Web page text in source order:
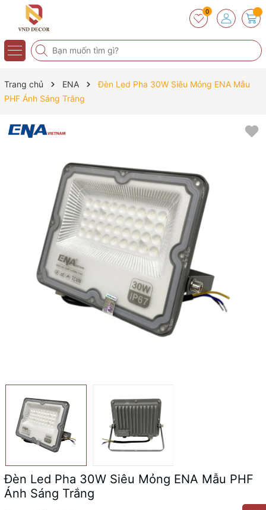
0
Trang chủ ENA
Đèn Led Pha 30W Siêu Mỏng ENA Mẫu
PHF Ánh Sáng Trắng
Đèn Led Pha 30W Siêu Mỏng ENA Mẫu PHF
Ánh Sáng Trắng